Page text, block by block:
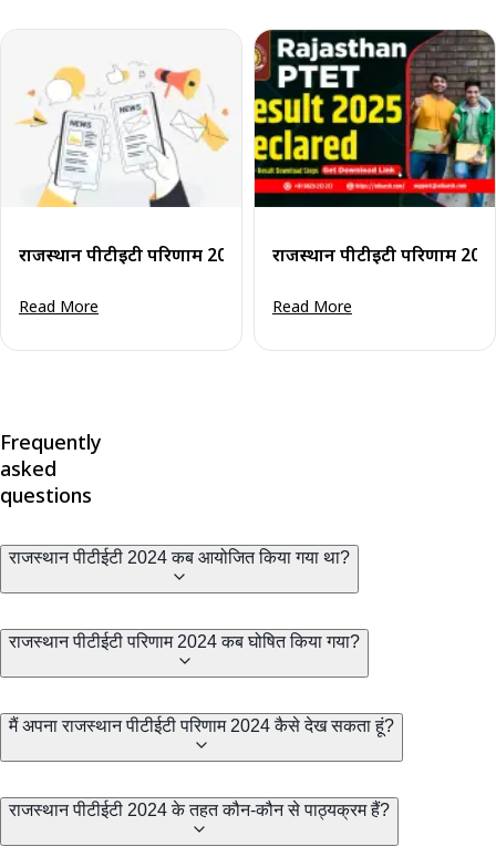
राजस्थान पीटीईटी परिणाम 2026 जारी: स्कोरकार्ड एवं मेरिट सूची
Read More
राजस्थान पीटीईटी परिणाम
Read More
Frequently
asked
questions
राजस्थान पीटीईटी 2024 कब आयोजित किया गया था?
राजस्थान पीटीईटी परिणाम 2024 कब घोषित किया गया?
मैं अपना राजस्थान पीटीईटी परिणाम 2024 कैसे देख सकता हूं?
राजस्थान पीटीईटी 2024 के तहत कौन-कौन से पाठ्यक्रम हैं?